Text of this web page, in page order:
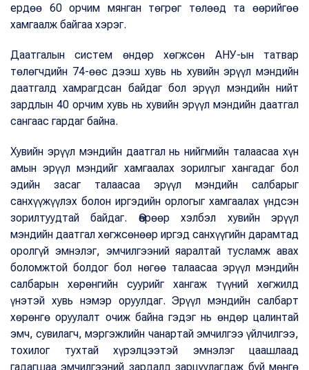
ердөө 60 орчим мянган төгрөг төлөөд та өөрийгөө
хамгаалж байгаа хэрэг.
Даатгалын систем өндөр хөгжсөн АНУ-ын татвар
төлөгчдийн 74-өөс дээш хувь нь хувийн эрүүл мэндийн
даатгалд хамрагдсан байдаг бол эрүүл мэндийн нийт
зардлын 40 орчим хувь нь хувийн эрүүл мэндийн даатгал
сангаас гардаг байна.
Хувийн эрүүл мэндийн даатгал нь нийгмийн талаасаа хүн
амын эрүүл мэндийг хамгаалах зорилгыг хангадаг бол
эдийн засаг талаасаа эрүүл мэндийн салбарыг
санхүүжүүлэх болон иргэдийн орлогыг хамгаалах үндсэн
зорилтуудтай байдаг. Өөрөөр хэлбэл хувийн эрүүл
мэндийн даатгал хөгжсөнөөр иргэд санхүүгийн дарамтад
оролгүй эмнэлэг, эмчилгээний яаралтай тусламж авах
боломжтой болдог бол нөгөө талаасаа эрүүл мэндийн
салбарын хөрөнгийн суурийг хангаж түүний хөгжилд
үнэтэй хувь нэмэр оруулдаг. Эрүүл мэндийн салбарт
хөрөнгө оруулалт очиж байна гэдэг нь өндөр цалинтай
эмч, сувилагч, мэргэжлийн чанартай эмчилгээ үйлчилгээ,
тохилог тухтай хүрэлцээтэй эмнэлэг цаашлаад
гадагшаа эмчилгээний зардалд зарцуулагдаж буй мөнгө